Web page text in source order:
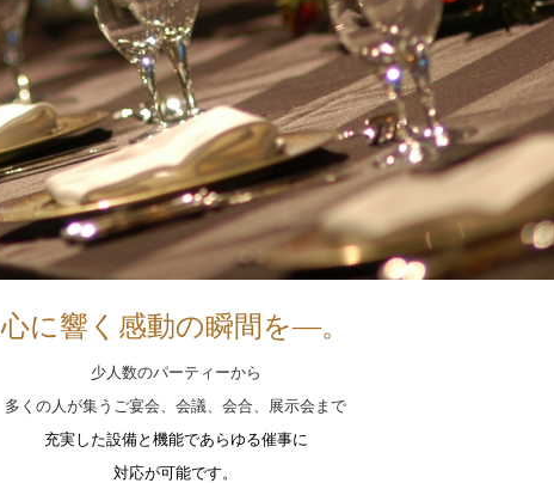
心に響く感動の瞬間を―。
少人数のパーティーから
多くの人が集うご宴会、会議、会合、展示会まで
充実した設備と機能であらゆる催事に
対応が可能です。